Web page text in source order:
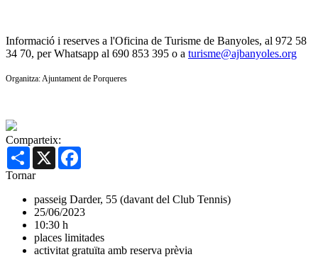
Informació i reserves a l'Oficina de Turisme de Banyoles, al 972 58
34 70, per Whatsapp al 690 853 395 o a turisme@ajbanyoles.org
Organitza: Ajuntament de Porqueres
Comparteix:
Share X
Tornar
passeig Darder, 55 (davant del Club Tennis)
25/06/2023
10:30 h
places limitades
activitat gratuïta amb reserva prèvia